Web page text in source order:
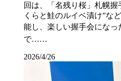
回は、「名残り桜」札幌
くらと鮭のルイベ漬け”な
能し、楽しい握手会にな
で……
2026/4/26